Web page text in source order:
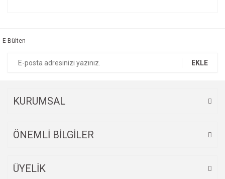
Ürün fiyatı diğer sitelerden daha pahalı.
E-Bülten
EKLE
KURUMSAL
ÖNEMLİ BİLGİLER
ÜYELİK